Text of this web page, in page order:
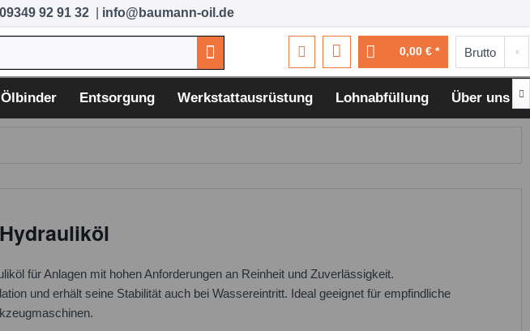
09349 92 91 32 info@baumann-oil.de
0,00 € *
Entsorgung Werkstattausrüstung Lohnabfüllung Über uns 
für Anlagen mit hohen Anforderungen an Reinheit und Zuverlässigkeit.
und erhält seine Stabilität auch bei Wassereintritt. Ideal geeignet für empfindliche